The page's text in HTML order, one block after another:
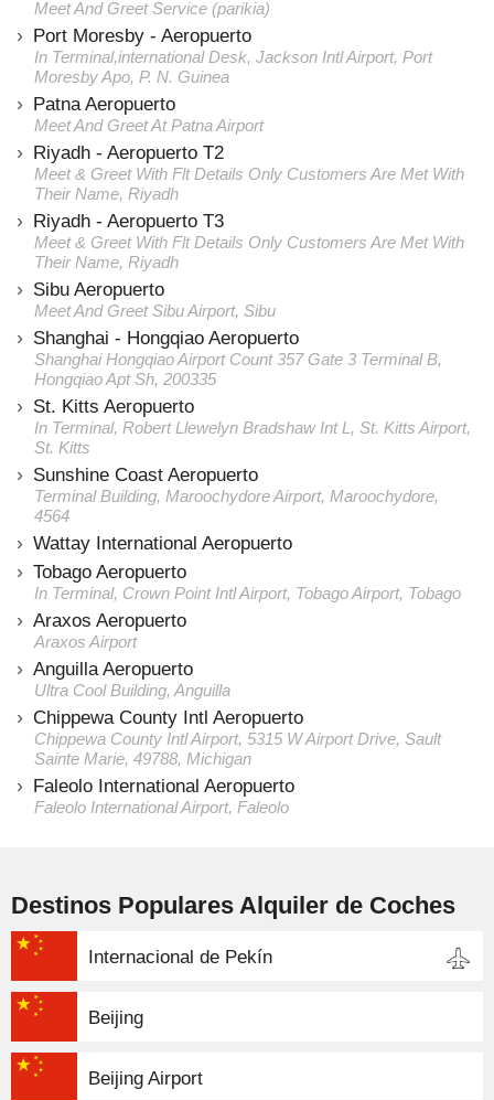
Meet And Greet Service (parikia)
Port Moresby - Aeropuerto
In Terminal,international Desk, Jackson Intl Airport, Port
Moresby Apo, P. N. Guinea
Patna Aeropuerto
Meet And Greet At Patna Airport
Riyadh - Aeropuerto T2
Meet & Greet With Flt Details Only Customers Are Met With
Their Name, Riyadh
Riyadh - Aeropuerto T3
Meet & Greet With Flt Details Only Customers Are Met With
Their Name, Riyadh
Sibu Aeropuerto
Meet And Greet Sibu Airport, Sibu
Shanghai - Hongqiao Aeropuerto
Shanghai Hongqiao Airport Count 357 Gate 3 Terminal B,
Hongqiao Apt Sh, 200335
St. Kitts Aeropuerto
In Terminal, Robert Llewelyn Bradshaw Int L, St. Kitts Airport,
St. Kitts
Sunshine Coast Aeropuerto
Terminal Building, Maroochydore Airport, Maroochydore,
4564
Wattay International Aeropuerto
Tobago Aeropuerto
In Terminal, Crown Point Intl Airport, Tobago Airport, Tobago
Araxos Aeropuerto
Araxos Airport
Anguilla Aeropuerto
Ultra Cool Building, Anguilla
Chippewa County Intl Aeropuerto
Chippewa County Intl Airport, 5315 W Airport Drive, Sault
Sainte Marie, 49788, Michigan
Faleolo International Aeropuerto
Faleolo International Airport, Faleolo
Destinos Populares Alquiler de Coches
Internacional de Pekín
Beijing
Beijing Airport